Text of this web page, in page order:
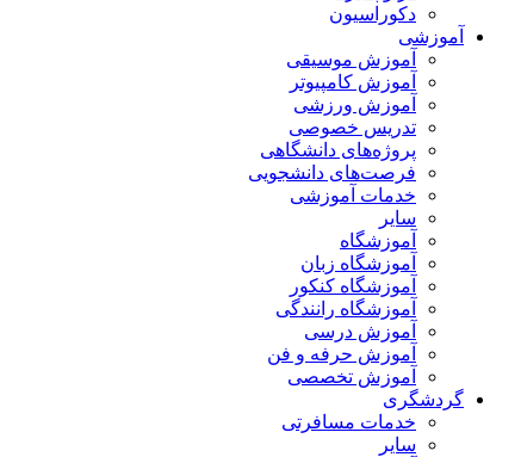
دکوراسیون
آموزشی
آموزش موسیقی
آموزش کامپیوتر
آموزش ورزشی
تدریس خصوصی
پروژه‌های دانشگاهی
فرصت‌های دانشجویی
خدمات آموزشی
سایر
آموزشگاه
آموزشگاه زبان
آموزشگاه کنکور
آموزشگاه رانندگی
آموزش درسی
آموزش حرفه و فن
آموزش تخصصی
گردشگری
خدمات مسافرتی
سایر